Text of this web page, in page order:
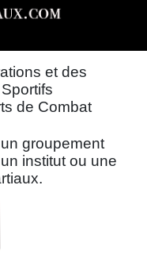
et des
de Combat
groupement
institut ou une